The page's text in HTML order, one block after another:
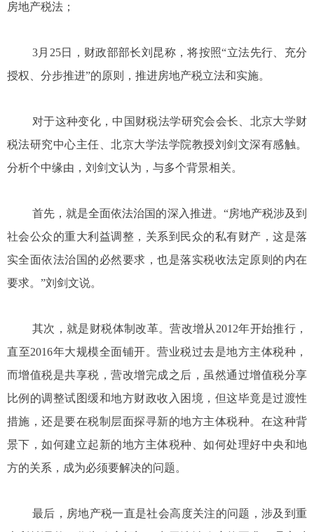
房地产税法；
3月25日，财政部部长刘昆称，将按照“立法先行、充分
授权、分步推进”的原则，推进房地产税立法和实施。
对于这种变化，中国财税法学研究会会长、北京大学财
税法研究中心主任、北京大学法学院教授刘剑文深有感触。
分析个中缘由，刘剑文认为，与多个背景相关。
首先，就是全面依法治国的深入推进。“房地产税涉及到
社会公众的重大利益调整，关系到民众的私有财产，这是落
实全面依法治国的必然要求，也是落实税收法定原则的内在
要求。”刘剑文说。
其次，就是财税体制改革。营改增从2012年开始推行，
直至2016年大规模全面铺开。营业税过去是地方主体税种，
而增值税是共享税，营改增完成之后，虽然通过增值税分享
比例的调整试图缓和地方财政收入困境，但这毕竟是过渡性
措施，还是要在税制层面探寻新的地方主体税种。在这种背
景下，如何建立起新的地方主体税种、如何处理好中央和地
方的关系，成为必须要解决的问题。
最后，房地产税一直是社会高度关注的问题，涉及到重